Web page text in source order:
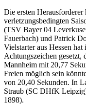
Die ersten
verletzungsbedingten
(TSV Bayer 04
Fauerbach) und Patrick
Vielstarter aus Hessen
Achtungszeichen gesetzt,
Mannheim mit 20,77
Freien möglich sein
von 20,40 Sekunden. In
Straub (SC DHfK
1898).